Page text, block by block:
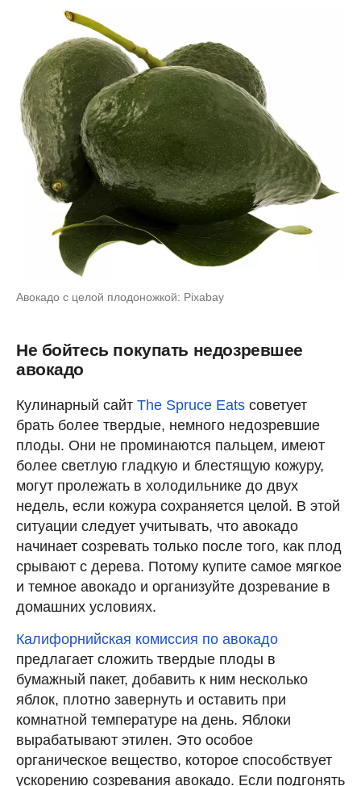
Авокадо с целой плодоножкой: Pixabay
Не бойтесь покупать недозревшее
авокадо
Кулинарный сайт The Spruce Eats советует
брать более твердые, немного недозревшие
плоды. Они не проминаются пальцем, имеют
более светлую гладкую и блестящую кожуру,
могут пролежать в холодильнике до двух
недель, если кожура сохраняется целой. В этой
ситуации следует учитывать, что авокадо
начинает созревать только после того, как плод
срывают с дерева. Потому купите самое мягкое
и темное авокадо и организуйте дозревание в
домашних условиях.
Калифорнийская комиссия по авокадо
предлагает сложить твердые плоды в
бумажный пакет, добавить к ним несколько
яблок, плотно завернуть и оставить при
комнатной температуре на день. Яблоки
вырабатывают этилен. Это особое
органическое вещество, которое способствует
ускорению созревания авокадо. Если подгонять